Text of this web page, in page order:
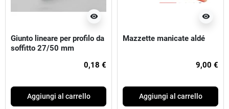
visibility
Giunto lineare per profilo da
soffitto 27/50 mm
0,18 €
Aggiungi al carrello
visibility
Mazzette manicate aldé
9,00 €
Aggiungi al carrello